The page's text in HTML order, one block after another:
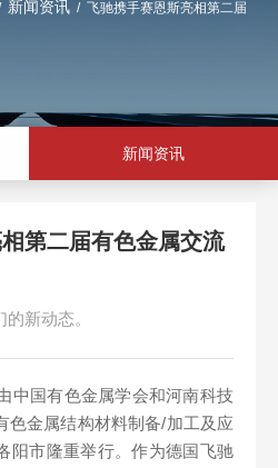
新闻资讯 / 飞驰携手赛恩斯亮相第二届
新闻资讯
第二届有色金属交流
新动态。
中国有色金属学会和河南科技
色金属结构材料制备/加工及应
阳市隆重举行。作为德国飞驰